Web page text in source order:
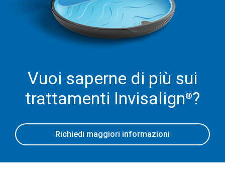
Vuoi saperne di più sui
trattamenti Invisalign®?
Richiedi maggiori informazioni